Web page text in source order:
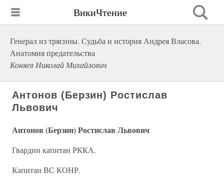
ВикиЧтение
Генерал из трясины. Судьба и история Андрея Власова.
Анатомия предательства
Коняев Николай Михайлович
Антонов (Берзин) Ростислав
Львович
Антонов (Берзин) Ростислав Львович
Гвардии капитан РККА.
Капитан ВС КОНР.